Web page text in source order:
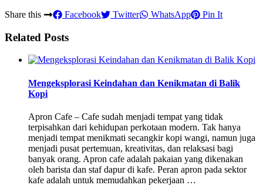
Share this
Facebook Twitter WhatsApp Pin It
Related Posts
Mengeksplorasi Keindahan dan Kenikmatan di Balik
Kopi
Apron Cafe – Cafe sudah menjadi tempat yang tidak
terpisahkan dari kehidupan perkotaan modern. Tak hanya
menjadi tempat menikmati secangkir kopi wangi, namun juga
menjadi pusat pertemuan, kreativitas, dan relaksasi bagi
banyak orang. Apron cafe adalah pakaian yang dikenakan
oleh barista dan staf dapur di kafe. Peran apron pada sektor
kafe adalah untuk memudahkan pekerjaan …